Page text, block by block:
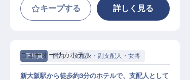
キープする 詳しく見る
正社員 宿泊 支配人・副支配人・女将
ニューオーサカホテル
新大阪駅から徒歩約3分のホテルで、支配人として